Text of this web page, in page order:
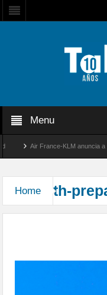
Menu
Air France-KLM anuncia a
Home th-